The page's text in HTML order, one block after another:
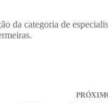
da categoria de